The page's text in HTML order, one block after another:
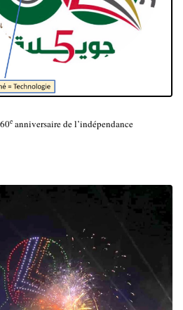
eanniversaire de l’indépendance